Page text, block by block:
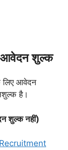
शुल्क
लिए आवेदन
है।
शुल्क नहीं)